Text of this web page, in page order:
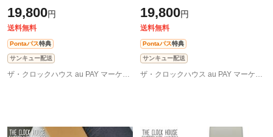
ソーラー 革ベルト ホワイト カレ
ンダー
19,800円
送料無料
Pontaパス特典
サンキュー配送
ソーラー 革ベルト ホワイト カレ
ンダー
19,800円
送料無料
Pontaパス特典
サンキュー配送